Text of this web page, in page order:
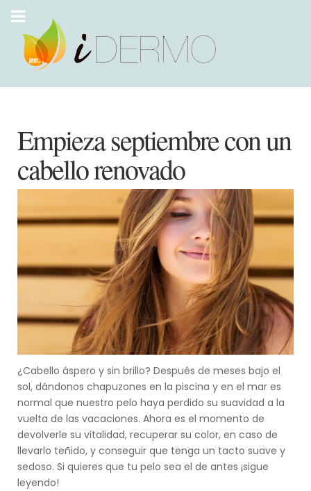
Empieza septiembre con un
cabello renovado
¿Cabello áspero y sin brillo? Después de meses bajo el
sol, dándonos chapuzones en la piscina y en el mar es
normal que nuestro pelo haya perdido su suavidad a la
vuelta de las vacaciones. Ahora es el momento de
devolverle su vitalidad, recuperar su color, en caso de
llevarlo teñido, y conseguir que tenga un tacto suave y
sedoso. Si quieres que tu pelo sea el de antes ¡sigue
leyendo!